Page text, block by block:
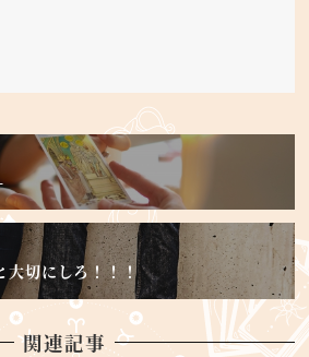
大切にしろ！！！
関連記事